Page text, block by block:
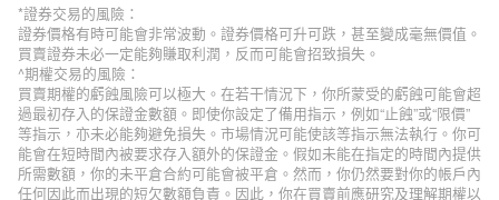
*證券交易的風險：
證券價格有時可能會非常波動。證券價格可升可跌，甚至變成毫無價值。
買賣證券未必一定能夠賺取利潤，反而可能會招致損失。
^期權交易的風險：
買賣期權的虧蝕風險可以極大。在若干情況下，你所蒙受的虧蝕可能會超
過最初存入的保證金數額。即使你設定了備用指示，例如“止蝕”或“限價”
等指示，亦未必能夠避免損失。市場情況可能使該等指示無法執行。你可
能會在短時間內被要求存入額外的保證金。假如未能在指定的時間內提供
所需數額，你的未平倉合約可能會被平倉。然而，你仍然要對你的帳戶內
任何因此而出現的短欠數額負責。因此，你在買賣前應研究及理解期權以